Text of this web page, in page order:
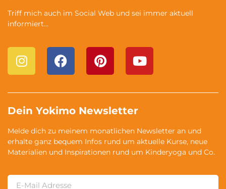
Triff mich auch im Social Web und sei immer aktuell
informiert…
Dein Yokimo Newsletter
Melde dich zu meinem monatlichen Newsletter an und
erhalte ganz bequem Infos rund um aktuelle Kurse, neue
Materialien und Inspirationen rund um Kinderyoga und Co.